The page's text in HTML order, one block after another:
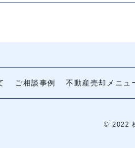
ご相談事例 不動産売却メニュ
© 2022